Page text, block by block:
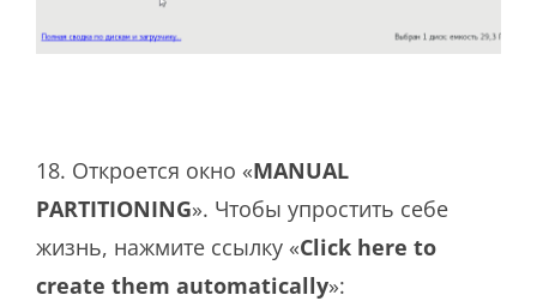
18. Откроется окно «MANUAL
PARTITIONING». Чтобы упростить себе
жизнь, нажмите ссылку «Click here to
create them automatically»: